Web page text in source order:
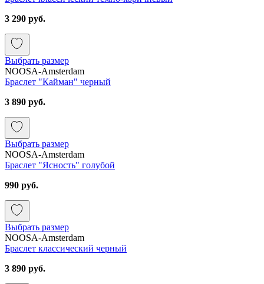
3 290 руб.
Выбрать размер
NOOSA-Amsterdam
Браслет "Кайман" черный
3 890 руб.
Выбрать размер
NOOSA-Amsterdam
Браслет "Ясность" голубой
990 руб.
Выбрать размер
NOOSA-Amsterdam
Браслет классический черный
3 890 руб.